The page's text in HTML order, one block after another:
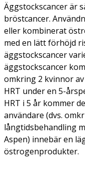
Äggstockscancer är
bröstcancer.
eller kombinerat
med en lätt förhöjd
äggstockscancer
äggstockscancer
omkring 2 kvinnor
HRT under en 5-
HRT i 5 år kommer
användare (dvs.
långtidsbehandling
Aspen) innebär en
östrogenprodukter.